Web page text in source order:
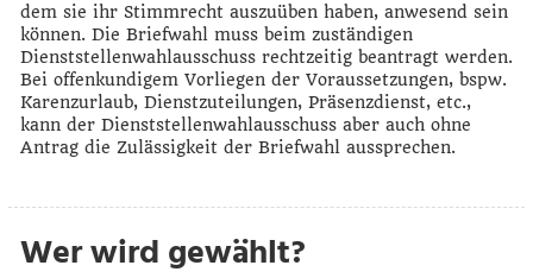
dem sie ihr Stimmrecht auszuüben haben, anwesend sein
können. Die Briefwahl muss beim zuständigen
Dienststellenwahlausschuss rechtzeitig beantragt werden.
Bei offenkundigem Vorliegen der Voraussetzungen, bspw.
Karenzurlaub, Dienstzuteilungen, Präsenzdienst, etc.,
kann der Dienststellenwahlausschuss aber auch ohne
Antrag die Zulässigkeit der Briefwahl aussprechen.
Wer wird gewählt?